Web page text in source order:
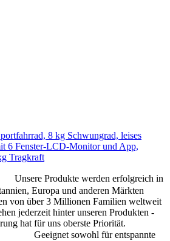
8 kg Schwungrad, leises
6 Fenster-LCD-Monitor und App,
Tragkraft
Unsere Produkte werden erfolgreich in
Europa und anderen Märkten
von über 3 Millionen Familien weltweit
jederzeit hinter unseren Produkten -
hat für uns oberste Priorität.
Geeignet sowohl für entspannte